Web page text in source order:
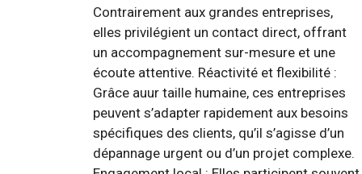
Contrairement aux grandes entreprises,
elles privilégient un contact direct, offrant
un accompagnement sur-mesure et une
écoute attentive. Réactivité et flexibilité :
Grâce auur taille humaine, ces entreprises
peuvent s’adapter rapidement aux besoins
spécifiques des clients, qu’il s’agisse d’un
dépannage urgent ou d’un projet complexe.